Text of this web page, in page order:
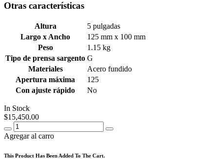
Otras características
Altura
5 pulgadas
Largo x Ancho
125 mm x 100 mm
Peso
1.15 kg
Tipo de prensa sargento G
Materiales
Acero fundido
Apertura máxima
125
Con ajuste rápido
No
In Stock
$15,450.00
Agregar al carro
This Product Has Been Added To The Cart.